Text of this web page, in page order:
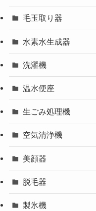
毛玉取り器
水素水生成器
洗濯機
温水便座
生ごみ処理機
空気清浄機
美顔器
脱毛器
製氷機